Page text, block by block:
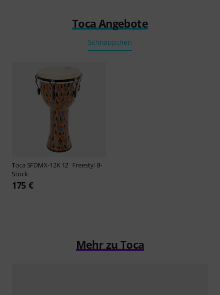
Toca Angebote
Schnäppchen
Toca SFDMX-12K 12" Freestyl B-
Stock
175 €
Mehr zu Toca